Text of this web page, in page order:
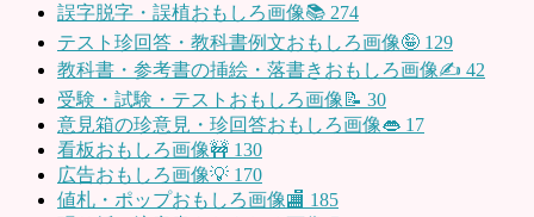
誤字脱字・誤植おもしろ画像📚 274
テスト珍回答・教科書例文おもしろ画像🤪 129
教科書・参考書の挿絵・落書きおもしろ画像✍️ 42
受験・試験・テストおもしろ画像📝 30
意見箱の珍意見・珍回答おもしろ画像👄 17
看板おもしろ画像🚧 130
広告おもしろ画像💡 170
値札・ポップおもしろ画像🏬 185